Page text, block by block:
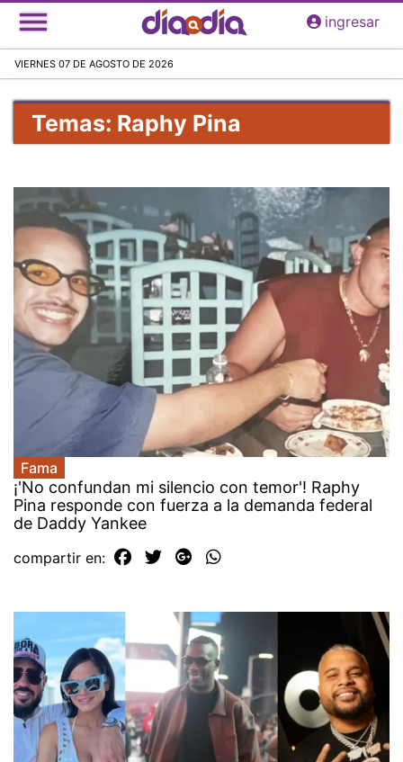
Pasar
al
principal
ingresar
VIERNES 07 DE AGOSTO DE 2026
Temas: Raphy Pina
Fama
¡'No confundan mi silencio con temor'! Raphy
Pina responde con fuerza a la demanda federal
de Daddy Yankee
compartir en: